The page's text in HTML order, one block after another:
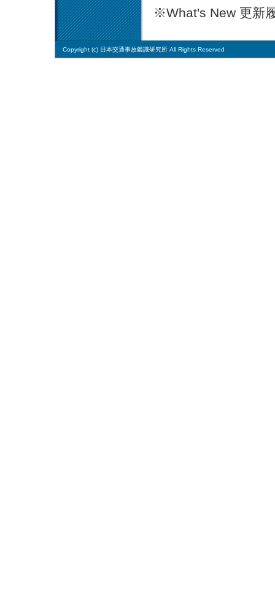
※What's New 更新
Copyright (c) 日本交通事故鑑識研究所 All Rights Reserved